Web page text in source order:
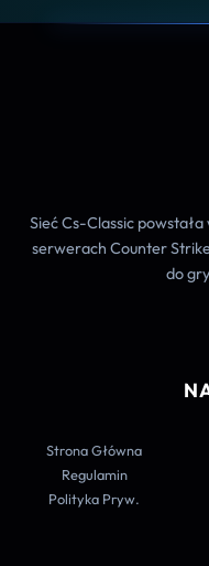
Sieć Cs-Classic
serwerach Counter
do
Strona Główna
Regulamin
Polityka Pryw.